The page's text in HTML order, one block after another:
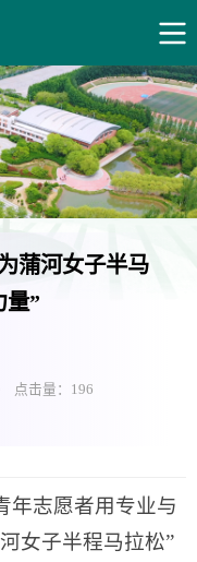
蒲河女子半马
量”
点击量： 196
年志愿者用专业与
女子半程马拉松”